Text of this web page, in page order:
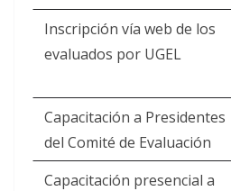
Inscripción vía web de los
evaluados por UGEL
Capacitación a Presidentes
del Comité de Evaluación
Capacitación presencial a